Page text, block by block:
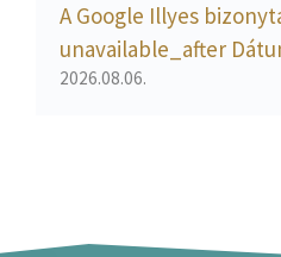
A Google Illyes
unavailable_after
2026.08.06.